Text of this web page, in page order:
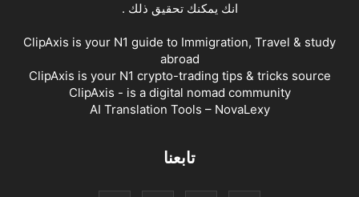
انك يمكنك تحقيق ذلك .
ClipAxis is your N1 guide to Immigration, Travel & study
abroad
ClipAxis is your N1 crypto-trading tips & tricks source
ClipAxis - is a digital nomad community
AI Translation Tools – NovaLexy
تابعنا